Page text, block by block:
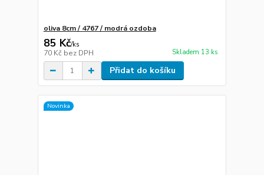
oliva 8cm / 4767 / modrá ozdoba
85 Kč/ks
70 Kč bez DPH Skladem 13 ks
Přidat do košíku
Novinka